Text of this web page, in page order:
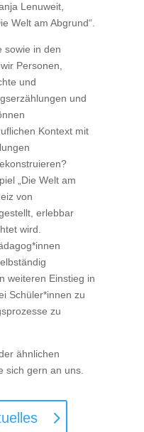
Lenuweit,
Welt am Abgrund“.
sowie in den
Personen,
und
und
Kontext mit
„Die Welt am
von
erlebbar
wird.
weiteren Einstieg in
Schüler*innen zu
zu
ähnlichen
sich gern an uns.
E-Mail